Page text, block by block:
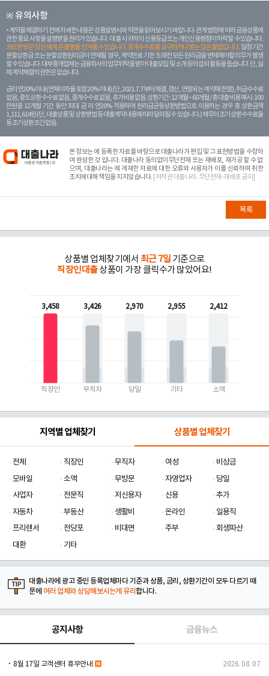
※ 유의사항
계약을 체결하기 전에 자세한 내용은 상품설명서와 약관을 읽어보시기 바랍니다. 관계 법령에 따라 금융상품에
관한 중요 사항을 설명받을 권리가 있습니다. 대 출 시 귀하의 신용등급 또는 개인신용평점이 하락할 수 있습니다.
과도한 빚은 당신 에게 큰 불행을 안겨줄 수 있습니다. 중개수수료를 요구하거나 받는 것은 불법입니다. 일정 기간
분할상환금 또는 분할상환원리금이 연체될 경우, 계약만료 기한 도래전 모든 원리금을 변제해야할 의무가 발생
할 수 있습니다. 대부중개업체는 금융회사의 업무위탁을 받아 대출모집 및 소개 등의 섭외 활동을 돕습니다. 단, 실
제 계약체결의 권한은 없습니다.
금리 연20% 이내 (연체이자율 포함 20% 이내) (단, 2021. 7. 7부터 체결, 갱신, 연장되는 계 약에 한함), 취급수수료
없음, 중도상환 수수료 없음, 중개수수료 없음, 추가비용 없음. 상환기간 : 12개월 ~ 60개월 / 총 대출 비용 예시 : 100
만원을 12개월 기간 동안 최대 금 리 연20% 적용하여 원리금균등상환방법으로 이용하는 경우 총 상환금액
1,111,614원 (단, 대출상품 및 상환방법 등 대출계약 내용에 따라 달라질 수 있습니다.) 채무의 조기 상환수수료율
등 조기상환조건 없음.
본 정보는에 등록한 자료를 바탕으로 대출나라가 편집 및 그 표현방법을 수정하
여 완성한 것 입니다. 대출나라 동의없이무단전재 또는 재배포, 재가공 할 수 없
으며, 대출나라는 에 게재한 자료에 대한 오류와 사용자가 이를 신뢰하여 취한
조치에대해 책임을 지지않습니다. [저작권 대출나라. 무단전재-재배포 금지]
목록
상품별 업체찾기에서 최근 7일 기준으로
직장인대출상품이 가장 클릭수가 많았어요!
3,458
직장인
3,426
무직자
2,970
당일
2,955
기타
2,412
소액
지역별 업체찾기 상품별 업체찾기
전체 직장인 무직자 여성
비상금
모바일
소액 무방문 자영업자
당일
사업자
전문직 저신용자 신용
추가
자동차
부동산 생활비 온라인
일용직
프리랜서
전당포 비대면 주부
회생파산
대환
기타
대출나라에 광고 중인 등록업체마다 기준과 상품, 금리, 상환기간이 모두 다르기 때
문에 여러 업체와 상담해보시는게 유리합니다.
공지사항 금융뉴스
8월 17일 고객센터 휴무안내 2026. 08. 07